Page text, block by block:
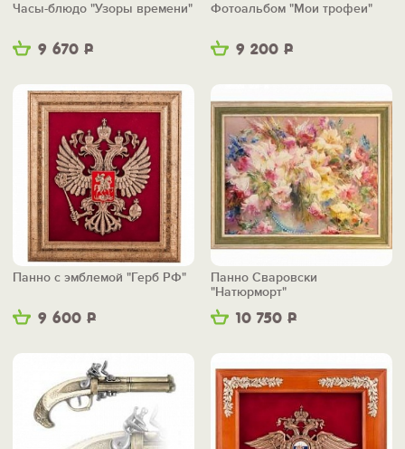
9 670 Р
Часы-блюдо "Узоры времени"
9 200 Р
Фотоальбом "Мои трофеи"
9 600 Р
Панно с эмблемой "Герб РФ"
10 750 Р
Панно Сваровски
"Натюрморт"